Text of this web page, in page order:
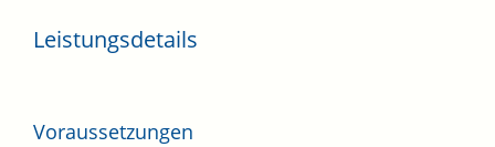
Leistungsdetails
Voraussetzungen